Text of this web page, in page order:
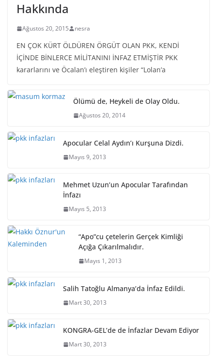
Hakkında
Ağustos 20, 2015 nesra
EN ÇOK KÜRT ÖLDÜREN ÖRGÜT OLAN PKK, KENDİ
İÇİNDE BİNLERCE MİLİTANINI İNFAZ ETMİŞTİR PKK
kararlarını ve Öcalan’ı eleştiren kişiler “Lolan’a
Ölümü de, Heykeli de Olay Oldu.
Ağustos 20, 2014
Apocular Celal Aydın’ı Kurşuna Dizdi.
Mayıs 9, 2013
Mehmet Uzun’un Apocular Tarafından
İnfazı
Mayıs 5, 2013
“Apo”cu çetelerin Gerçek Kimliği
Açığa Çıkarılmalıdır.
Mayıs 1, 2013
Salih Tatoğlu Almanya’da İnfaz Edildi.
Mart 30, 2013
KONGRA-GEL’de de İnfazlar Devam Ediyor
Mart 30, 2013